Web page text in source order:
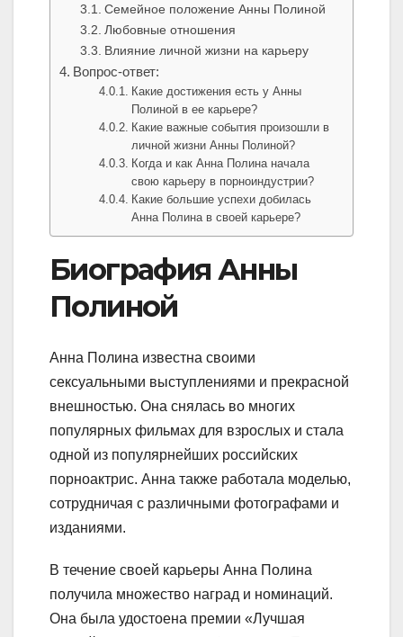
Семейное положение Анны Полиной
Любовные отношения
Влияние личной жизни на карьеру
Вопрос-ответ:
Какие достижения есть у Анны
Полиной в ее карьере?
Какие важные события произошли в
личной жизни Анны Полиной?
Когда и как Анна Полина начала
свою карьеру в порноиндустрии?
Какие большие успехи добилась
Анна Полина в своей карьере?
Биография Анны
Полиной
Анна Полина известна своими
сексуальными выступлениями и прекрасной
внешностью. Она снялась во многих
популярных фильмах для взрослых и стала
одной из популярнейших российских
порноактрис. Анна также работала моделью,
сотрудничая с различными фотографами и
изданиями.
В течение своей карьеры Анна Полина
получила множество наград и номинаций.
Она была удостоена премии «Лучшая